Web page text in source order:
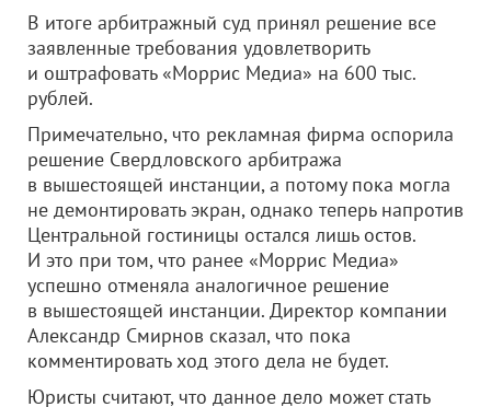
В итоге арбитражный суд принял решение все
заявленные требования удовлетворить
и оштрафовать «Моррис Медиа» на 600 тыс.
рублей.
Примечательно, что рекламная фирма оспорила
решение Свердловского арбитража
в вышестоящей инстанции, а потому пока могла
не демонтировать экран, однако теперь напротив
Центральной гостиницы остался лишь остов.
И это при том, что ранее «Моррис Медиа»
успешно отменяла аналогичное решение
в вышестоящей инстанции. Директор компании
Александр Смирнов сказал, что пока
комментировать ход этого дела не будет.
Юристы считают, что данное дело может стать